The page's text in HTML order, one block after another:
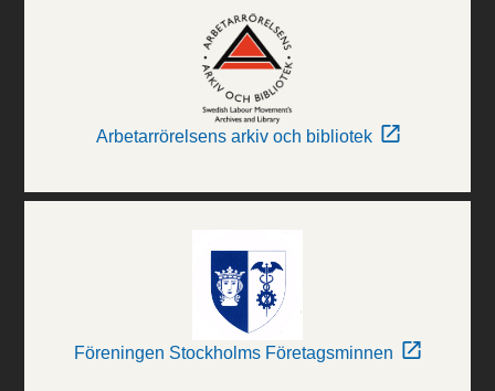
Arbetarrörelsens arkiv och bibliotek
Föreningen Stockholms Företagsminnen